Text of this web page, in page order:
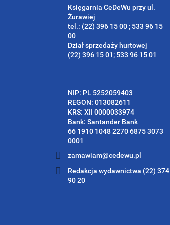
Księgarnia CeDeWu przy ul.
Żurawiej
tel.: (22) 396 15 00 ; 533 96 15
00
Dział sprzedaży hurtowej
(22) 396 15 01; 533 96 15 01
NIP: PL 5252059403
REGON: 013082611
KRS: XII 0000033974
Bank: Santander Bank
66 1910 1048 2270 6875 3073
0001
zamawiam@cedewu.pl
Redakcja wydawnictwa (22) 374
90 20